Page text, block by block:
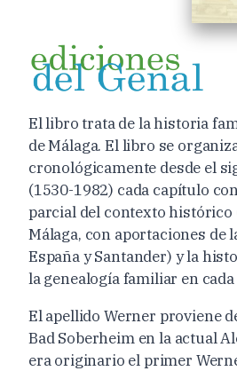
El libro trata de la historia
de Málaga. El libro se
cronológicamente desde el
(1530-1982) cada capítulo
parcial del contexto histórico
Málaga, con aportaciones de
España y Santander) y la
la genealogía familiar en
El apellido Werner proviene
Bad Soberheim en la actual
era originario el primer